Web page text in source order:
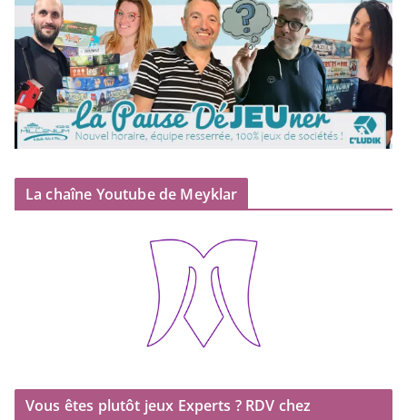
La chaîne Youtube de Meyklar
Vous êtes plutôt jeux Experts ? RDV chez